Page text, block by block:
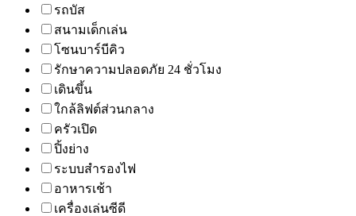
รถบัส
สนามเด็กเล่น
โซนบาร์บีคิว
รักษาความปลอดภัย 24 ชั่วโมง
เดินขึ้น
ใกล้ลิฟต์ส่วนกลาง
ครัวเปิด
ปิ้งย่าง
ระบบสำรองไฟ
อาหารเช้า
เครื่องเล่นซีดี